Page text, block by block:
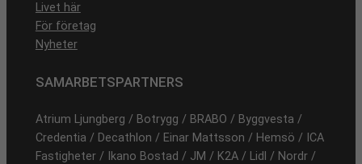
Livet här
För företag
Nyheter
SAMARBETSPARTNERS
Atrium Ljungberg / Botrygg / BRABO / Byggvesta /
Credentia / Decathlon / Einar Mattsson / Hemsö / ICA
Fastigheter / Ikano Bostad / JM / K2A / Lidl / Nordr /